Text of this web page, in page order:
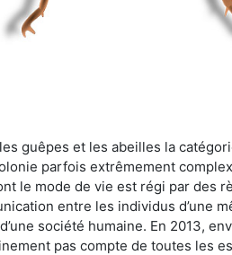
guêpes et les abeilles la
parfois extrêmement
le mode de vie est régi par des
entre les individus d’une
société humaine. En 2013,
pas compte de toutes les